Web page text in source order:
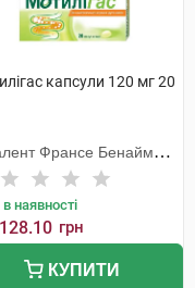
капсули 120 мг 20
Франсе Бенайм
наявності
128.10 грн
КУПИТИ